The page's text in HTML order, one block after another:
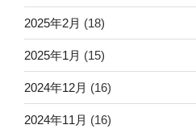
2025年2月 (18)
2025年1月 (15)
2024年12月 (16)
2024年11月 (16)